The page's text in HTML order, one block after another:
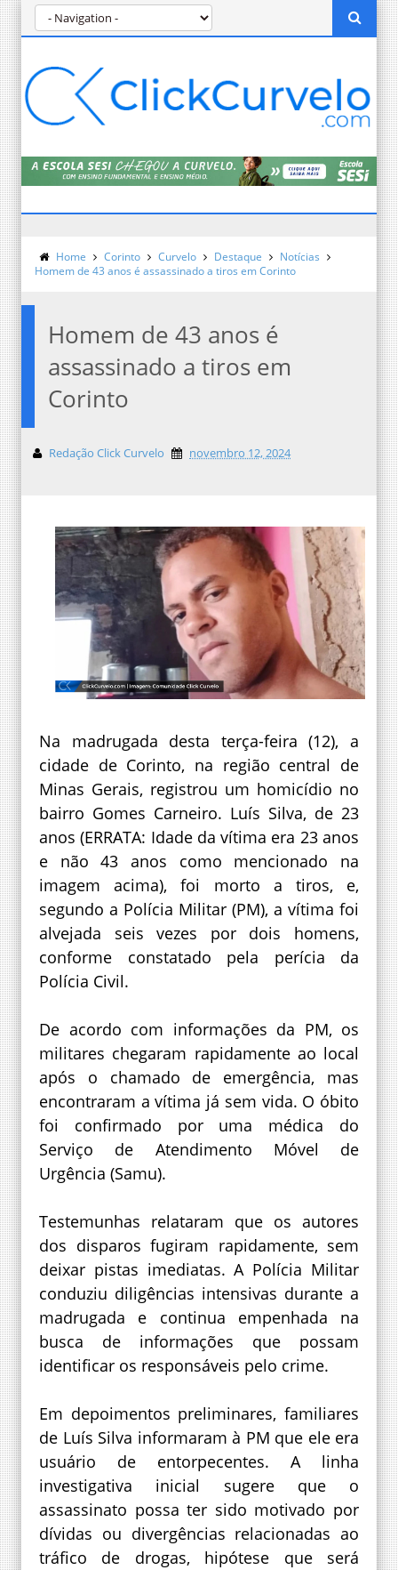
Home Corinto Curvelo Destaque
Notícias
Homem de 43 anos é assassinado a tiros em Corinto
Homem de 43 anos é
assassinado a tiros em
Corinto
Redação Click Curvelo novembro 12, 2024
Na madrugada desta terça-feira (12), a
cidade de Corinto, na região central de
Minas Gerais, registrou um homicídio no
bairro Gomes Carneiro. Luís Silva, de 23
anos (ERRATA: Idade da vítima era 23 anos
e não 43 anos como mencionado na
imagem acima), foi morto a tiros, e,
segundo a Polícia Militar (PM), a vítima foi
alvejada seis vezes por dois homens,
conforme constatado pela perícia da
Polícia Civil.
De acordo com informações da PM, os
militares chegaram rapidamente ao local
após o chamado de emergência, mas
encontraram a vítima já sem vida. O óbito
foi confirmado por uma médica do
Serviço de Atendimento Móvel de
Urgência (Samu).
Testemunhas relataram que os autores
dos disparos fugiram rapidamente, sem
deixar pistas imediatas. A Polícia Militar
conduziu diligências intensivas durante a
madrugada e continua empenhada na
busca de informações que possam
identificar os responsáveis pelo crime.
Em depoimentos preliminares, familiares
de Luís Silva informaram à PM que ele era
usuário de entorpecentes. A linha
investigativa inicial sugere que o
assassinato possa ter sido motivado por
dívidas ou divergências relacionadas ao
tráfico de drogas, hipótese que será